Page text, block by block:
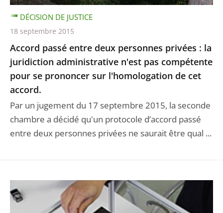
Accord passé entre deux personnes privées : la
juridiction administrative n'est pas compétente
pour se prononcer sur l'homologation de cet
accord.
Par un jugement du 17 septembre 2015, la seconde
chambre a décidé qu'un protocole d’accord passé
entre deux personnes privées ne saurait être qual ...
DÉCISION DE JUSTICE
18 septembre 2015